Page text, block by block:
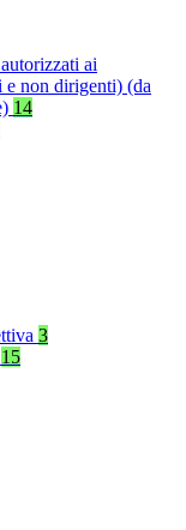
ai
non dirigenti) (da
14
3
15